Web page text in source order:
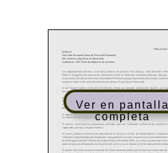
Ver en pantalla
completa